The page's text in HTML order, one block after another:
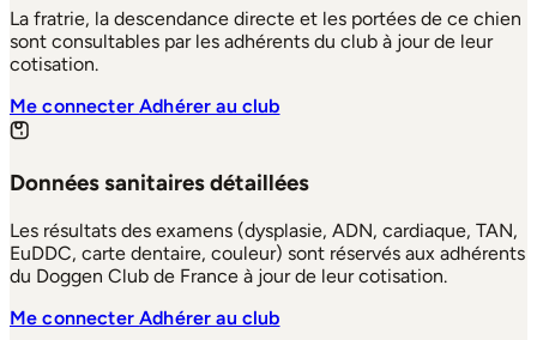
La fratrie, la descendance directe et les portées de ce chien
sont consultables par les adhérents du club à jour de leur
cotisation.
Me connecterAdhérer au club
Données sanitaires détaillées
Les résultats des examens (dysplasie, ADN, cardiaque, TAN,
EuDDC, carte dentaire, couleur) sont réservés aux adhérents
du Doggen Club de France à jour de leur cotisation.
Me connecterAdhérer au club